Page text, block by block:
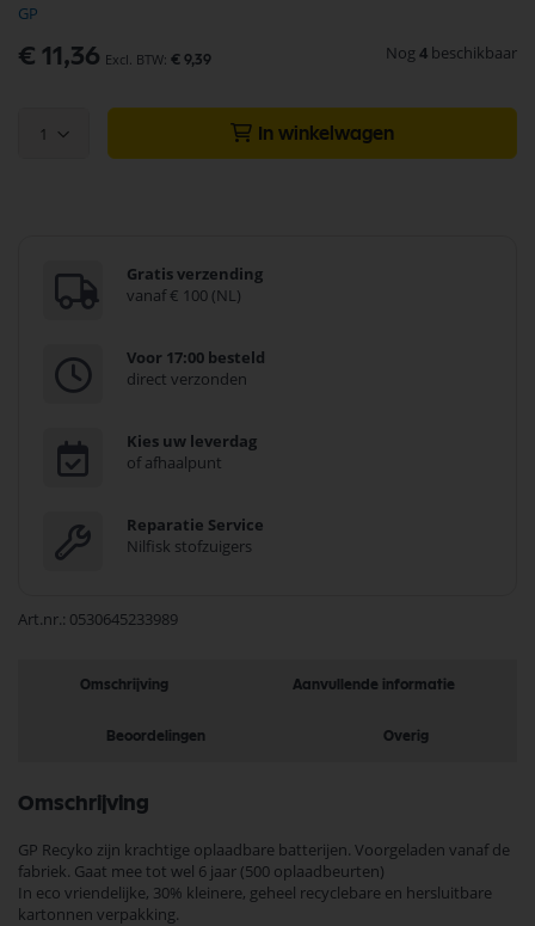
GP
€ 11,36 € 9,39 Nog 4 beschikbaar
1 In winkelwagen
Gratis verzending
vanaf € 100 (NL)
Voor 17:00 besteld
direct verzonden
Kies uw leverdag
of afhaalpunt
Reparatie Service
Nilfisk stofzuigers
Art.nr. 0530645233989
van
de
afbeeldingen-
Omschrijving Aanvullende informatie
Beoordelingen Overig
Omschrijving
GP Recyko zijn krachtige oplaadbare batterijen. Voorgeladen vanaf de
fabriek. Gaat mee tot wel 6 jaar (500 oplaadbeurten)
In eco vriendelijke, 30% kleinere, geheel recyclebare en hersluitbare
kartonnen verpakking.